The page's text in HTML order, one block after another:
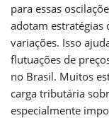
para essas
adotam estratégias
variações. Isso
flutuações de
no Brasil. Muitos
carga tributária
especialmente